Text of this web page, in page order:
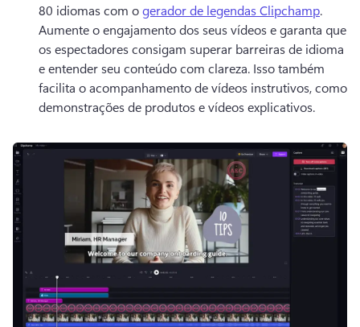
80 idiomas com o gerador de legendas Clipchamp
Aumente o engajamento dos seus vídeos e garanta que
os espectadores consigam superar barreiras de idioma
e entender seu conteúdo com clareza. Isso também
facilita o acompanhamento de vídeos instrutivos, como
demonstrações de produtos e vídeos explicativos.